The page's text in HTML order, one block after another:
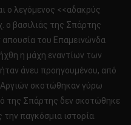
ο λεγόμενος <<αδακρύς
ο βασιλιάς της Σπάρτης
του Επαμεινώνδα
η μάχη εναντίων των
άνευ προηγουμένου, από
σκοτώθηκαν γύρω
της Σπάρτης δεν σκοτώθηκε
παγκόσμια ιστορία.